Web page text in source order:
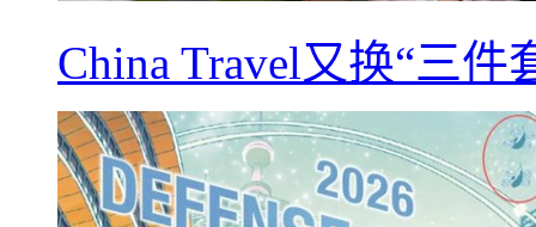
China Travel又换“三